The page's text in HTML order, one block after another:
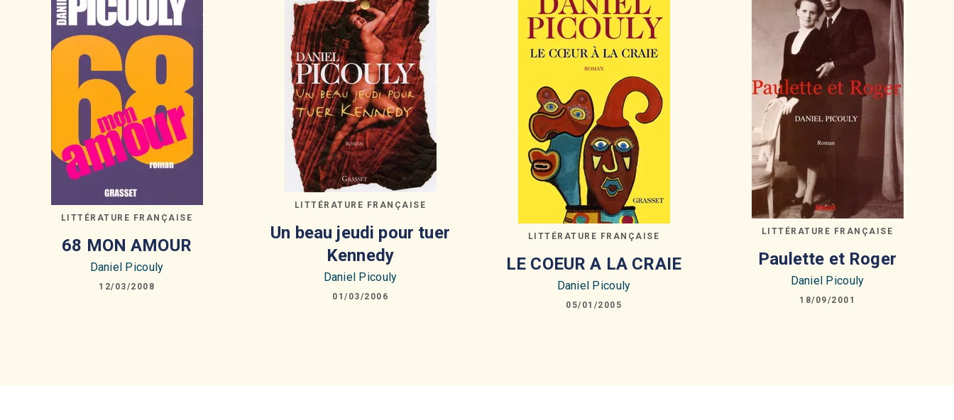
LITTÉRATURE FRANÇAISE
68 MON AMOUR
Daniel Picouly
12/03/2008
LITTÉRATURE FRANÇAISE
Un beau jeudi pour tuer
Kennedy
Daniel Picouly
01/03/2006
LITTÉRATURE FRANÇAISE
LE COEUR A LA CRAIE
Daniel Picouly
05/01/2005
LITTÉRATURE FRANÇAISE
Paulette et Roger
Daniel Picouly
18/09/2001